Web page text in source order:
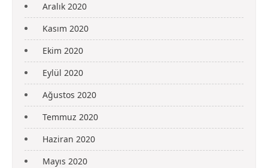
Aralık 2020
Kasım 2020
Ekim 2020
Eylül 2020
Ağustos 2020
Temmuz 2020
Haziran 2020
Mayıs 2020